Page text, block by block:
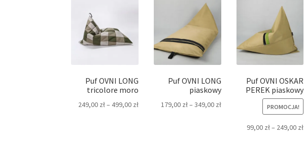
Puf OVNI LONG
tricolore moro
249,00 zł– 499,00 zł
Puf OVNI LONG
piaskowy
179,00 zł– 349,00 zł
Puf OVNI OSKAR
PEREK piaskowy
PROMOCJA!
99,00 zł– 249,00 zł